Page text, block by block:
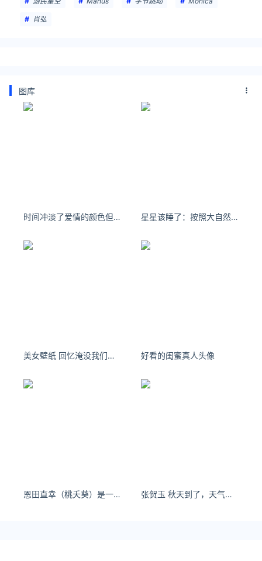
肖弘
图库
时间冲淡了爱情的颜色但回忆还记得我们爱过 星星该睡了：按照大自然的规律 今年你该遇到我了
美女壁纸 回忆淹没我们，时间拆散我们。 好看的闺蜜真人头像
恩田直幸（桃夭葵）是一个多才多艺的博主 张贺玉 秋天到了，天气凉了，人们脱去了夏装，换上了秋装。